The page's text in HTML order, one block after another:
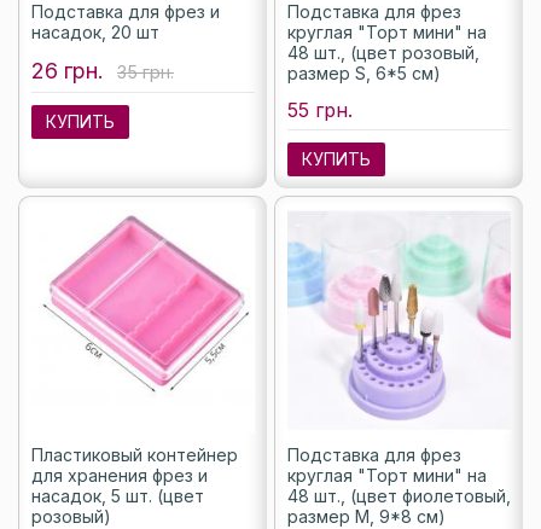
Подставка для фрез и
насадок, 20 шт
26 грн. 35 грн.
КУПИТЬ
Подставка для фрез
круглая "Торт мини" на
48 шт., (цвет розовый,
размер S, 6*5 см)
55 грн.
КУПИТЬ
Пластиковый контейнер
для хранения фрез и
насадок, 5 шт. (цвет
розовый)
Подставка для фрез
круглая "Торт мини" на
48 шт., (цвет фиолетовый,
размер M, 9*8 см)